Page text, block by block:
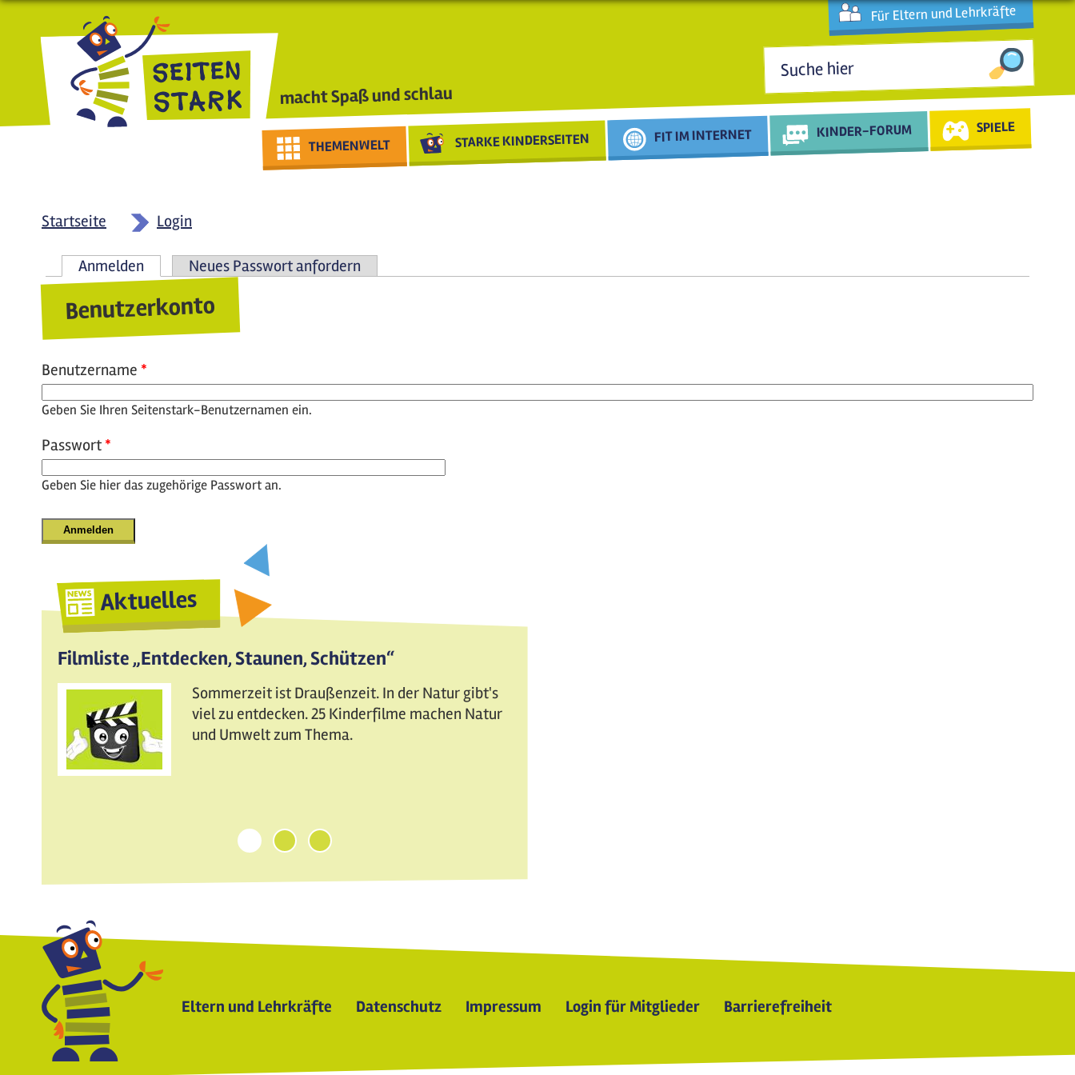
Direkt zum Inhalt
macht Spaß und schlau
Für Eltern und Lehrkräfte
Suchformular
THEMENWELT STARKE KINDERSEITEN FIT IM INTERNET KINDER-FORUM SPIELE
Startseite Login
Haupt-Reiter
Anmelden (aktiver Reiter)
Neues Passwort anfordern
Benutzerkonto
Benutzername *
Geben Sie Ihren Seitenstark-Benutzernamen ein.
Passwort *
Geben Sie hier das zugehörige Passwort an.
Aktuelles
Filmliste „Entdecken, Staunen, Schützen“
Sommerzeit ist Draußenzeit. In der Natur gibt's
viel zu entdecken. 25 Kinderfilme machen Natur
und Umwelt zum Thema.
1 2 3
Eltern und Lehrkräfte Datenschutz Impressum Login für Mitglieder Barrierefreiheit